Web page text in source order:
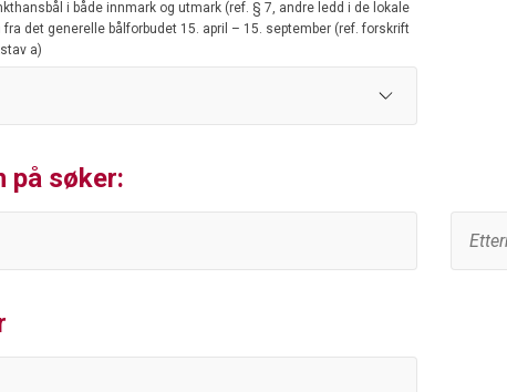
i både innmark og utmark (ref. § 7, andre ledd i de lokale
det generelle bålforbudet 15. april – 15. september (ref. forskrift
a)
på søker: